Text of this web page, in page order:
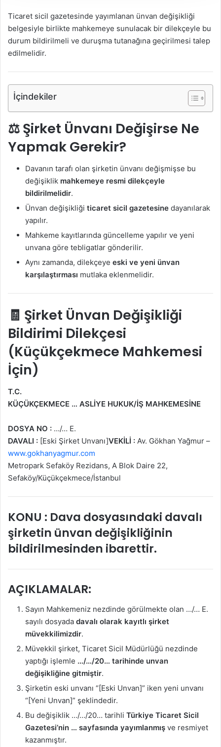
Ticaret sicil gazetesinde yayımlanan ünvan değişikliği
belgesiyle birlikte mahkemeye sunulacak bir dilekçeyle bu
durum bildirilmeli ve duruşma tutanağına geçirilmesi talep
edilmelidir.
İçindekiler
⚖️ Şirket Ünvanı Değişirse Ne
Yapmak Gerekir?
Davanın tarafı olan şirketin ünvanı değişmişse bu
değişiklik mahkemeye resmi dilekçeyle
bildirilmelidir.
Ünvan değişikliği ticaret sicil gazetesine dayanılarak
yapılır.
Mahkeme kayıtlarında güncelleme yapılır ve yeni
unvana göre tebligatlar gönderilir.
Aynı zamanda, dilekçeye eski ve yeni ünvan
karşılaştırması mutlaka eklenmelidir.
🧾 Şirket Ünvan Değişikliği
Bildirimi Dilekçesi
(Küçükçekmece Mahkemesi
İçin)
T.C.
KÜÇÜKÇEKMECE … ASLİYE HUKUK/İŞ MAHKEMESİNE
DOSYA NO : …/… E.
DAVALI : [Eski Şirket Unvanı]VEKİLİ : Av. Gökhan Yağmur –
www.gokhanyagmur.com
Metropark Sefaköy Rezidans, A Blok Daire 22,
Sefaköy/Küçükçekmece/İstanbul
KONU : Dava dosyasındaki davalı
şirketin ünvan değişikliğinin
bildirilmesinden ibarettir.
AÇIKLAMALAR:
Sayın Mahkemeniz nezdinde görülmekte olan …/… E.
sayılı dosyada davalı olarak kayıtlı şirket
müvekkilimizdir.
Müvekkil şirket, Ticaret Sicil Müdürlüğü nezdinde
yaptığı işlemle …/…/20… tarihinde unvan
değişikliğine gitmiştir.
Şirketin eski unvanı “[Eski Unvan]” iken yeni unvanı
“[Yeni Unvan]” şeklindedir.
Bu değişiklik …/…/20… tarihli Türkiye Ticaret Sicil
Gazetesi’nin … sayfasında yayımlanmış ve resmiyet
kazanmıştır.